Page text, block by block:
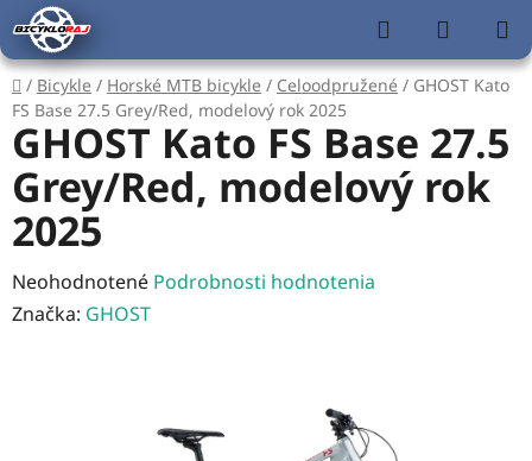
Prejsť
na
obsah
Hľadať
KOŠÍK
Domov
/ Bicykle / Horské MTB bicykle / Celoodpružené / GHOST Kato
FS Base 27.5 Grey/Red, modelový rok 2025
GHOST Kato FS Base 27.5
Grey/Red, modelový rok
2025
Priemerné
hodnotenie
Neohodnotené Podrobnosti hodnotenia
Značka: GHOST